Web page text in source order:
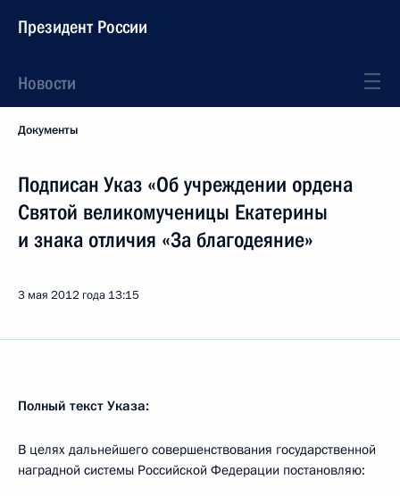
Президент России
Новости
Документы
Подписан Указ «Об учреждении ордена
Святой великомученицы Екатерины
и знака отличия «За благодеяние»
3 мая 2012 года 13:15
Полный текст Указа:
В целях дальнейшего совершенствования государственной
наградной системы Российской Федерации постановляю: